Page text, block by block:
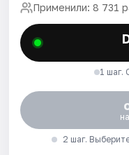
Применили: 8 731
1 шаг.
2 шаг.